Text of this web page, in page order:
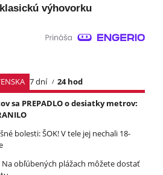
výhovorku
7 dní
24 hod
sa PREPADLO o desiatky metrov:
bolesti: ŠOK! V tele jej nechali 18-
Na obľúbených plážach môžete dostať